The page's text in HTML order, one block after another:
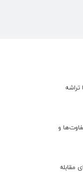
میت‌بوک فولد 2026 با تراشه
و
مقابله